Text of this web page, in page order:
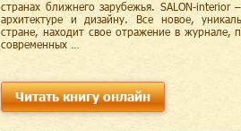
странах ближнего зарубежья. SALON-
архитектуре и дизайну. Все новое,
стране, находит свое отражение в журнале,
современных …
Читать книгу онлайн